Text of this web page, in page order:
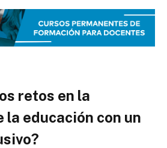
retos en la
la educación con un